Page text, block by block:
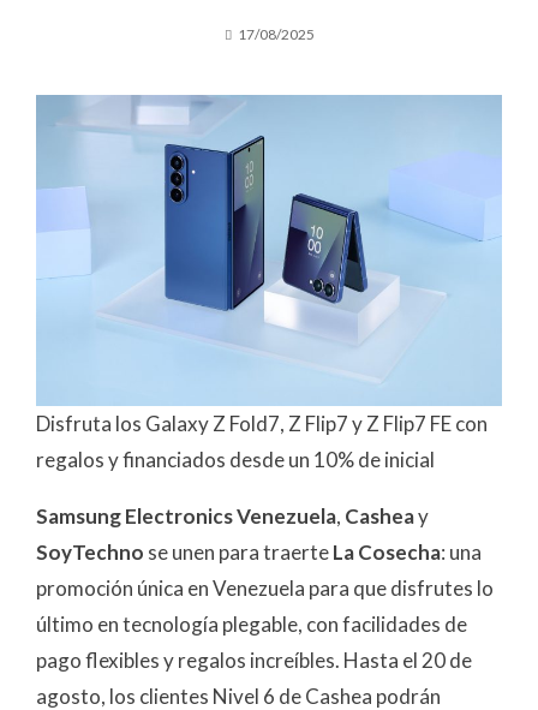
17/08/2025
Disfruta los Galaxy Z Fold7, Z Flip7 y Z Flip7 FE con
regalos y financiados desde un 10% de inicial
Samsung Electronics Venezuela, Casheay
SoyTechno se unen para traerteLa Cosecha: una
promoción única en Venezuela para que disfrutes lo
último en tecnología plegable, con facilidades de
pago flexibles y regalos increíbles. Hasta el 20 de
agosto, los clientes Nivel 6 de Cashea podrán